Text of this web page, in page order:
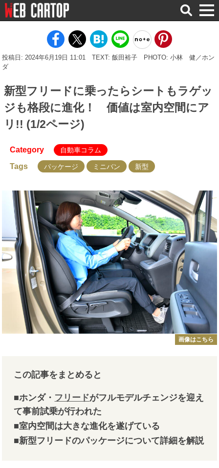
検
索
投稿日: 2024年6月19日 11:01 TEXT: 飯田裕子
PHOTO: 小林 健／ホン
ダ
新型フリードに乗ったらシートもラゲッ
ジも格段に進化！ 価値は室内空間にア
リ!! (1/2ページ)
Category 自動車コラム
Tags パッケージ ミニバン 新型
画像はこちら
この記事をまとめると
■ホンダ・ フリードがフルモデルチェンジを迎え
て事前試乗が行われた
■室内空間は大きな進化を遂げている
■新型フリードのパッケージについて詳細を解説